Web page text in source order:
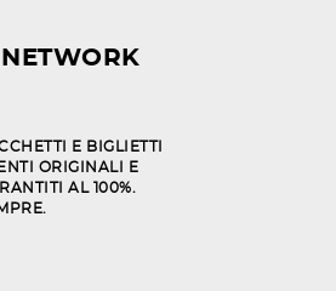
E BIGLIETTI
ORIGINALI E
AL 100%.